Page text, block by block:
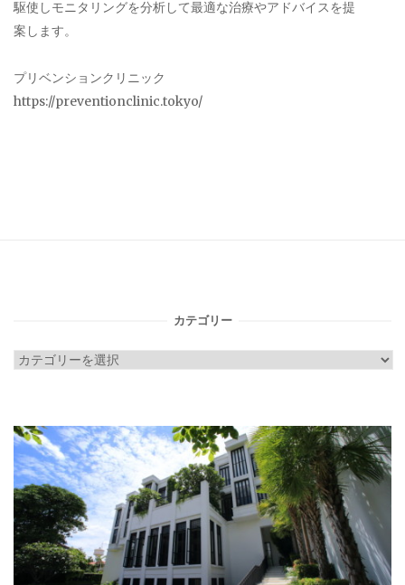
駆使しモニタリングを分析して最適な治療やアドバイスを提
案します。
プリベンションクリニック
https://preventionclinic.tokyo/
カテゴリー
カ
リ
ー